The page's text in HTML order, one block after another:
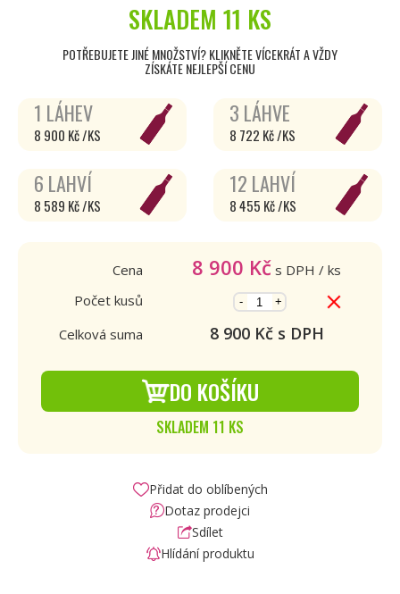
SKLADEM 11 KS
POTŘEBUJETE JINÉ MNOŽSTVÍ? KLIKNĚTE VÍCEKRÁT A VŽDY
ZÍSKÁTE NEJLEPŠÍ CENU
1 LÁHEV
8 900 Kč /KS
3 LÁHVE
8 722 Kč /KS
6 LAHVÍ
8 589 Kč /KS
12 LAHVÍ
8 455 Kč /KS
Cena 8 900 Kč s DPH / ks
Počet kusů
- +
Celková suma 8 900Kč s DPH
DO KOŠÍKU
SKLADEM 11 KS
Přidat do oblíbených
Dotaz prodejci
Sdílet
Hlídání produktu